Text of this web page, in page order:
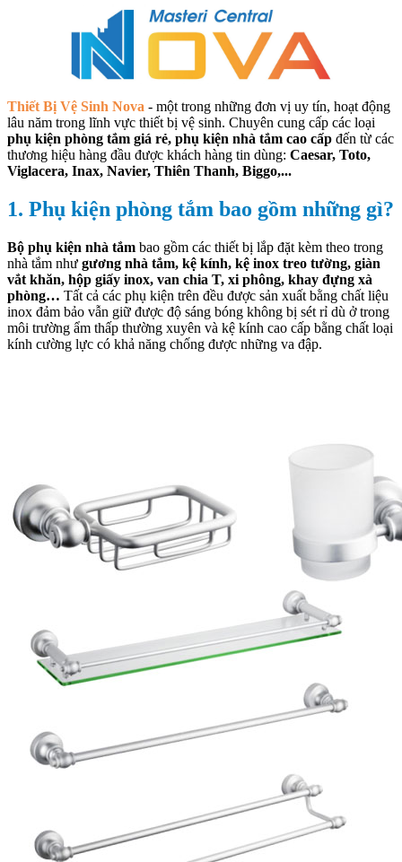
Thiết Bị Vệ Sinh Nova - một trong những đơn vị uy tín, hoạt động
lâu năm trong lĩnh vực thiết bị vệ sinh. Chuyên cung cấp các loại
phụ kiện phòng tắm giá rẻ, phụ kiện nhà tắm cao cấp đến từ các
thương hiệu hàng đầu được khách hàng tin dùng: Caesar, Toto,
Viglacera, Inax, Navier, Thiên Thanh, Biggo,...
1. Phụ kiện phòng tắm bao gồm những gì?
Bộ phụ kiện nhà tắm bao gồm các thiết bị lắp đặt kèm theo trong
nhà tắm như gương nhà tắm, kệ kính, kệ inox treo tường, giàn
vắt khăn, hộp giấy inox, van chia T, xi phông, khay đựng xà
phòng… Tất cả các phụ kiện trên đều được sản xuất bằng chất liệu
inox đảm bảo vẫn giữ được độ sáng bóng không bị sét rỉ dù ở trong
môi trường ẩm thấp thường xuyên và kệ kính cao cấp bằng chất loại
kính cường lực có khả năng chống được những va đập.